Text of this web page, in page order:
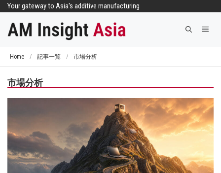
へ
Your gateway to Asia's additive manufacturing
メ
Home / 記事一覧 / 市場分析
市場分析